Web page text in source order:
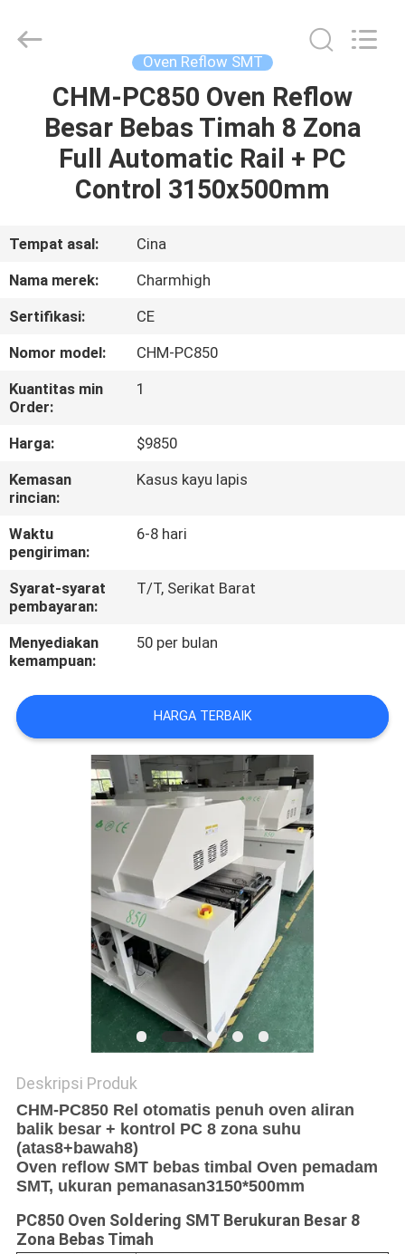
RUMAH
PRODUK
TENTANG
TUR
PABRIK
KONTROL
KUALITAS
HUBUNGI
KAMI
BERITA
ON
LINE
KEBIJAKAN
PRIVASI
TECHNOLOGY
LIMITED.
Oven Reflow SMT
CHM-PC850 Oven Reflow
Besar Bebas Timah 8 Zona
Full Automatic Rail + PC
Control 3150x500mm
Tempat asal:
Cina
Nama merek:
Charmhigh
Sertifikasi:
CE
Nomor model:
CHM-PC850
Kuantitas min
Order:
1
Harga:
$9850
Kemasan
rincian:
Kasus kayu lapis
Waktu
pengiriman:
6-8 hari
Syarat-syarat
pembayaran:
T/T, Serikat Barat
Menyediakan
kemampuan:
50 per bulan
HARGA TERBAIK
Deskripsi Produk
CHM-PC850 Rel otomatis penuh oven aliran
balik besar + kontrol PC 8 zona suhu
(atas8+bawah8)
Oven reflow SMT bebas timbal Oven pemadam
SMT, ukuran pemanasan3150*500mm
PC850 Oven Soldering SMT Berukuran Besar 8
Zona Bebas Timah